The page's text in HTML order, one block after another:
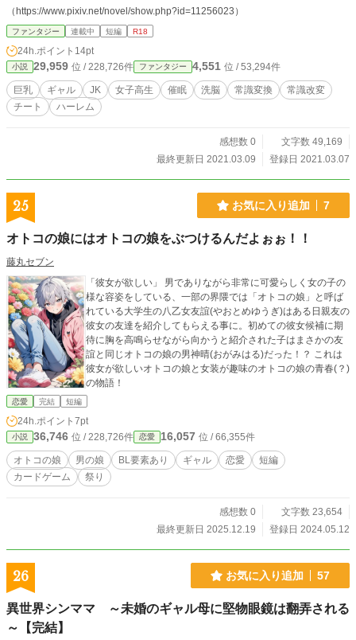
（https://www.pixiv.net/novel/show.php?id=11256023）
ファンタジー 連載中 短編 R18
24h.ポイント 14pt
小説 29,959 位 / 228,726件 ファンタジー 4,551 位 / 53,294件
巨乳 ギャル JK 女子高生 催眠 洗脳 常識変換
常識改変
チート
ハーレム
感想数 0
文字数 49,169
最終更新日 2021.03.09
登録日 2021.03.07
25 お気に入り追加 7
オトコの娘にはオトコの娘をぶつけるんだよぉぉ！！
藤丸セブン
「彼女が欲しい」 男でありながら非常に可愛らしく女の子の
様な容姿をしている、一部の界隈では「オトコの娘」と呼ば
れている大学生の八乙女友誼(やおとめゆうぎ)はある日親友の
彼女の友達を紹介してもらえる事に。初めての彼女候補に期
待に胸を高鳴らせながら向かうと紹介された子はまさかの友
誼と同じオトコの娘の男神晴(おがみはる)だった！？ これは
彼女が欲しいオトコの娘と女装が趣味のオトコの娘の青春(？)
の物語！
恋愛 完結 短編
24h.ポイント 7pt
小説 36,746 位 / 228,726件 恋愛 16,057 位 / 66,355件
オトコの娘 男の娘 BL要素あり ギャル 恋愛
短編
カードゲーム
祭り
感想数 0
文字数 23,654
最終更新日 2025.12.19
登録日 2024.05.12
26 お気に入り追加 57
異世界シンママ ～未婚のギャル母に堅物眼鏡は翻弄される
～【完結】